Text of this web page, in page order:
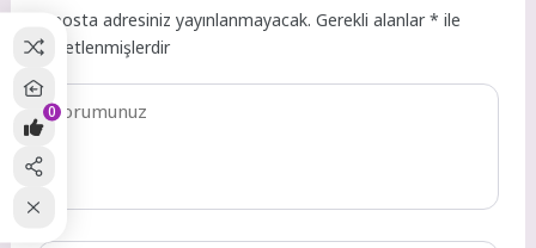
E-posta adresiniz yayınlanmayacak. Gerekli alanlar* ile
işaretlenmişlerdir
0